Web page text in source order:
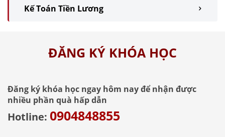
Kế Toán Tiền Lương
ĐĂNG KÝ KHÓA HỌC
Đăng ký khóa học ngay hôm nay để nhận được
nhiều phần quà hấp dẫn
Hotline: 0904848855